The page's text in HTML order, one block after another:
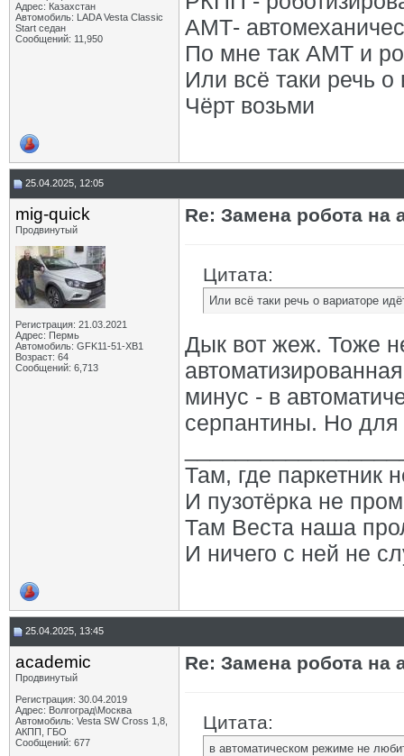
Адрес: Казахстан
Автомобиль: LADA Vesta Classic
Start седан
Сообщений: 11,950
АМТ-
По мне так АМТ и
Или всё таки речь о
Чёрт возьми
25.04.2025, 12:05
mig-quick
Продвинутый
Регистрация: 21.03.2021
Адрес: Пермь
Автомобиль: GFK11-51-ХВ1
Возраст: 64
Сообщений: 6,713
Re: Замена робота на
Цитата:
Или всё таки речь о вариаторе
Дык вот жеж. Тоже
минус - в
серпантины. Но для
Там, где паркетник
И пузотёрка не
Там Веста наша
И ничего с ней не
25.04.2025, 13:45
academic
Продвинутый
Регистрация: 30.04.2019
Адрес: Волгоград\Москва
Автомобиль: Vesta SW Cross 1,8,
АКПП, ГБО
Сообщений: 677
Re: Замена робота на
Цитата:
в автоматическом режиме не